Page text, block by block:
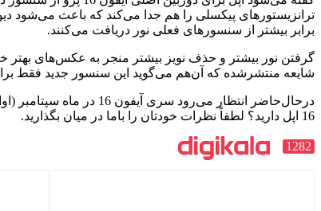
ترانزیستورهای پیکسلی را هم جدا می‌کند که باعث می‌شود
برابر بیشتر از سنسورهای فعلی نور دریافت می‌کنند.
شایعه منتشرشده که آن‌هم می‌گوید این سنسور جدید فقط
درحال‌حاضر انتظار
16 اپل دارید؟ لطفاً نظرات خودتان را باما در میان بگذارید.
1282